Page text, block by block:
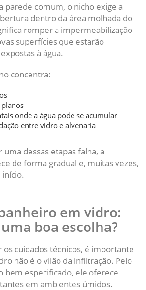
parede comum, o nicho exige a
dentro da área molhada do
romper a impermeabilização
superfícies que estarão
à água.
concentra:
onde a água pode se acumular
entre vidro e alvenaria
dessas etapas falha, a
de forma gradual e, muitas vezes,
em vidro:
boa escolha?
os cuidados técnicos, é importante
não é o vilão da infiltração. Pelo
bem especificado, ele oferece
em ambientes úmidos.